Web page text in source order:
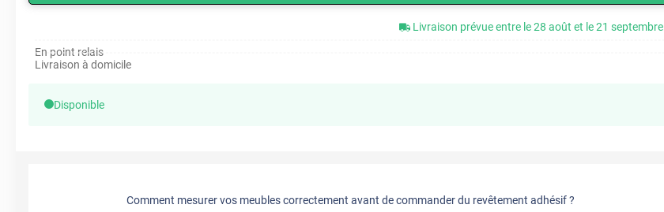
Livraison prévue entre le 28 août et le 21 septembre
En point relais
Livraison à domicile
Disponible
Comment mesurer vos meubles correctement avant de commander du revêtement adhésif ?